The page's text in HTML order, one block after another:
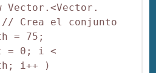
Vector.<Vector.
// Crea el conjunto
= 75;
= 0; i <
i++ )